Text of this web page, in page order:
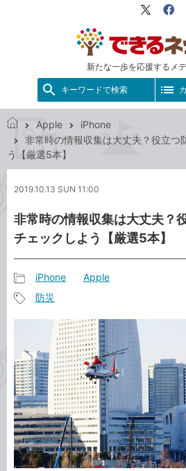
新たな一歩を応援するメ
X（旧
キーワードで検索
で
き
ッ
Apple
iPhone
非常時の情報収集は大丈夫？役立つ
う【厳選5本】
2019.10.13 SUN 11:00
非常時の情報収集は大丈夫？
チェックしよう【厳選5本】
事
カ
ゴ
リ
iPhone Apple
グ
防災